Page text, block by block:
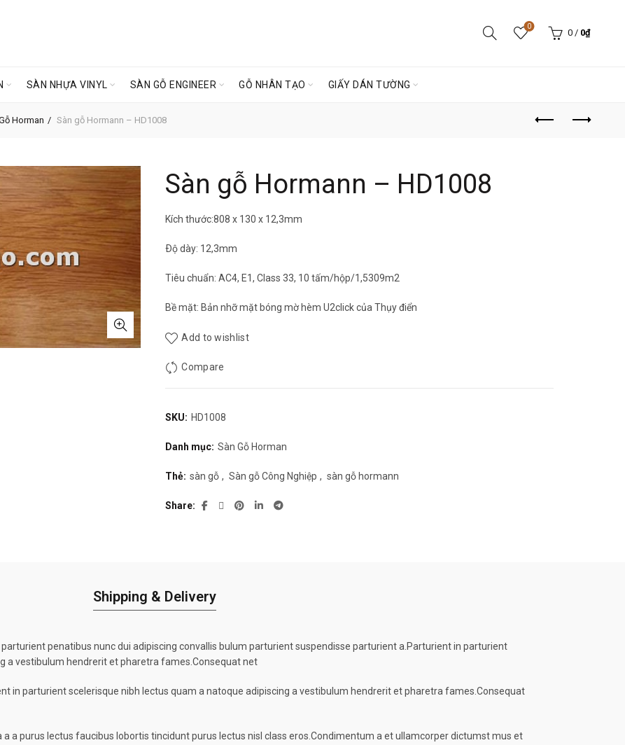
0
0 / 0₫
SÀN NHỰA VINYL SÀN GỖ ENGINEER GỖ NHÂN TẠO GIẤY DÁN TƯỜNG
Horman Sàn gỗ Hormann – HD1008
Sàn gỗ Hormann – HD1008
Kích thước:808 x 130 x 12,3mm
Ðộ dày: 12,3mm
Tiêu chuẩn: AC4, E1, Class 33, 10 tấm/hộp/1,5309m2
Bề mặt: Bản nhỡ mặt bóng mờ hèm U2click của Thụy điển
Add to wishlist
Compare
SKU: HD1008
Danh mục: Sàn Gỗ Horman
Thẻ: sàn gỗ , Sàn gỗ Công Nghiệp , sàn gỗ hormann
Share
Shipping & Delivery
penatibus nunc dui adipiscing convallis bulum parturient suspendisse parturient a.Parturient in parturient
a vestibulum hendrerit et pharetra fames.Consequat net
in parturient scelerisque nibh lectus quam a natoque adipiscing a vestibulum hendrerit et pharetra fames.Consequat
a purus lectus faucibus lobortis tincidunt purus lectus nisl class eros.Condimentum a et ullamcorper dictumst mus et